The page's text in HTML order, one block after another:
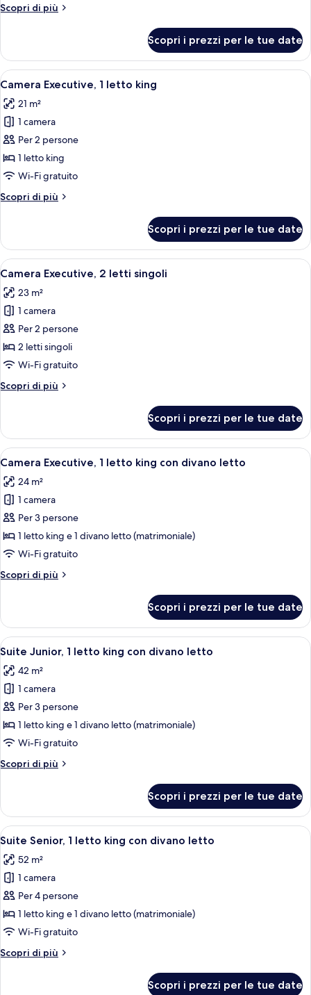
letto
Scopri di più
Altri
Camera,
letto
Scopri i prezzi per le tue date
Apri
tutte
le
foto
per
Camera
Executive,
letto
Camera d'albergo con un letto
4
Camera Executive, 1 letto king
21 m²
1 camera
Per 2 persone
1 letto king
Wi-Fi gratuito
Scopri di più
Altri
Executive,
letto
Scopri i prezzi per le tue date
Apri
tutte
le
foto
per
Camera
Executive,
letti
Una camera d'albergo con due letti,
4
Camera Executive, 2 letti singoli
23 m²
1 camera
Per 2 persone
2 letti singoli
Wi-Fi gratuito
Scopri di più
Altri
Executive,
letti
Scopri i prezzi per le tue date
Apri
tutte
le
foto
per
Camera
Executive,
letto
divano
letto
Una camera d'albergo con un letto
4
Camera Executive, 1 letto king con divano letto
24 m²
1 camera
Per 3 persone
1 letto king e 1 divano letto (matrimoniale)
Wi-Fi gratuito
Scopri di più
Altri
Executive,
letto
con
divano
letto
Scopri i prezzi per le tue date
Apri
tutte
le
foto
per
Suite
Junior,
letto
divano
letto
Una camera d'hotel con un letto
5
Suite Junior, 1 letto king con divano letto
42 m²
1 camera
Per 3 persone
1 letto king e 1 divano letto (matrimoniale)
Wi-Fi gratuito
Scopri di più
Altri
Junior,
letto
con
divano
letto
Scopri i prezzi per le tue date
Apri
tutte
le
foto
per
Suite
Senior,
letto
Una camera d'albergo con un
8
Suite Senior, 1 letto king con divano letto
52 m²
1 camera
Per 4 persone
1 letto king e 1 divano letto (matrimoniale)
Wi-Fi gratuito
Scopri di più
Altri
Scopri i prezzi per le tue date